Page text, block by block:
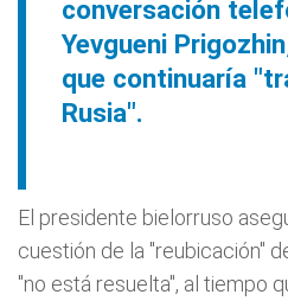
conversación
Yevgueni
que continuaría
Rusia".
El presidente bielorruso
cuestión de la "reubicación"
"no está resuelta", al tiempo